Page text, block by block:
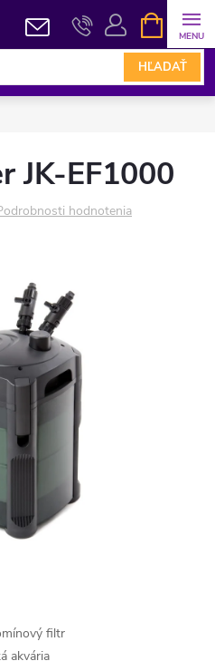
HĽADAŤ
KOŠÍK
JK-EF1000
hodnotenia
filtr
akvária